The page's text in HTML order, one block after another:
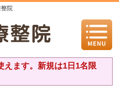
院
えます。新規は1日1名限